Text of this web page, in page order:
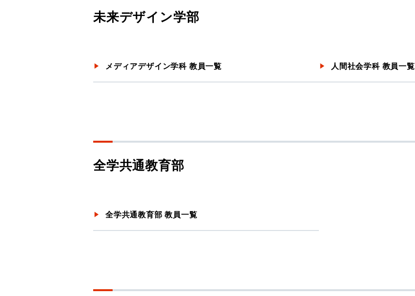
未来デザイン学部
メディアデザイン学科 教員一覧 人間社会学科 教員一覧
全学共通教育部
全学共通教育部 教員一覧